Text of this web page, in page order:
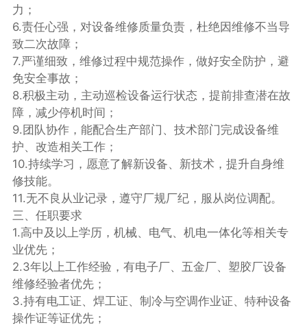
力；
6.责任心强，对设备维修质量负责，杜绝因维修不当导
致二次故障；​
7.严谨细致，维修过程中规范操作，做好安全防护，避
免安全事故；​
8.积极主动，主动巡检设备运行状态，提前排查潜在故
障，减少停机时间；​
9.团队协作，能配合生产部门、技术部门完成设备维
护、改造相关工作；​
10.持续学习，愿意了解新设备、新技术，提升自身维
修技能。​
11.无不良从业记录，遵守厂规厂纪，服从岗位调配。​
三、任职要求​
1.高中及以上学历，机械、电气、机电一体化等相关专
业优先；​
2.3年以上工作经验，有电子厂、五金厂、塑胶厂设备
维修经验者优先；
3.持有电工证、焊工证、制冷与空调作业证、特种设备
操作证等证优先；